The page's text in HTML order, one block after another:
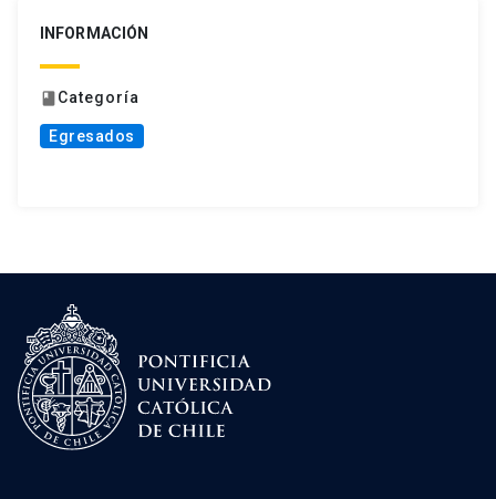
INFORMACIÓN
book Categoría
Egresados